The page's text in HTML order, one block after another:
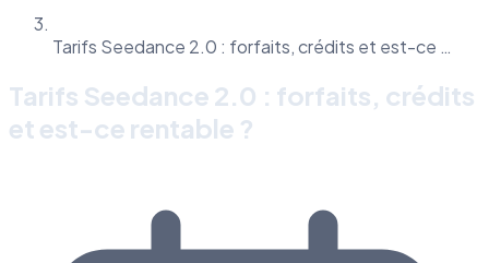
Tarifs Seedance 2.0 : forfaits, crédits et est-ce …
Tarifs Seedance 2.0 : forfaits, crédits
et est-ce rentable ?